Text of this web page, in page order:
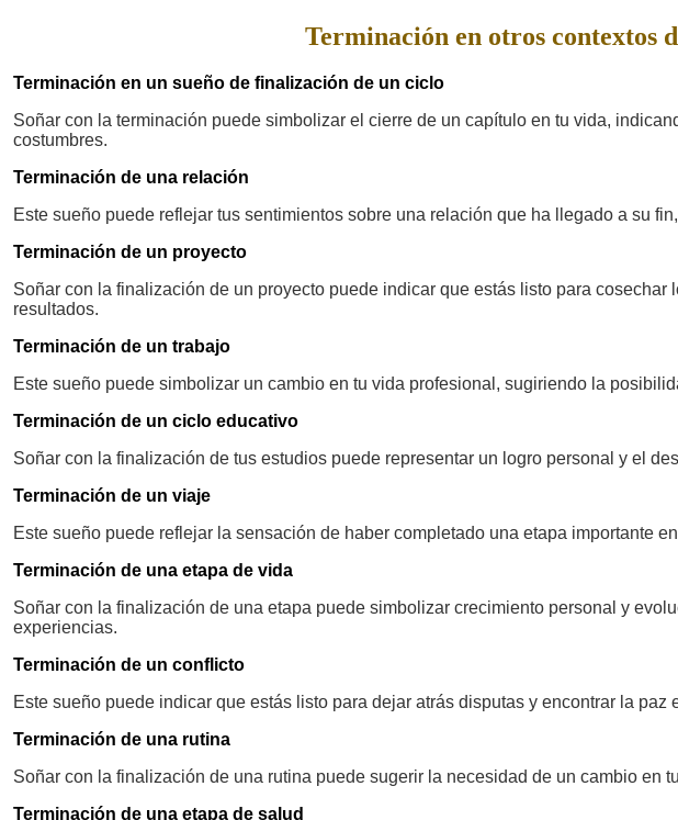
Terminación en otros contextos
Terminación en un sueño de finalización de un ciclo
Soñar con la terminación puede simbolizar el cierre de un capítulo en tu vida,
costumbres.
Terminación de una relación
Este sueño puede reflejar tus sentimientos sobre una relación que ha llegado a su
Terminación de un proyecto
Soñar con la finalización de un proyecto puede indicar que estás listo para cosechar
resultados.
Terminación de un trabajo
Este sueño puede simbolizar un cambio en tu vida profesional, sugiriendo la
Terminación de un ciclo educativo
Soñar con la finalización de tus estudios puede representar un logro personal y el
Terminación de un viaje
Este sueño puede reflejar la sensación de haber completado una etapa importante
Terminación de una etapa de vida
Soñar con la finalización de una etapa puede simbolizar crecimiento personal y
experiencias.
Terminación de un conflicto
Este sueño puede indicar que estás listo para dejar atrás disputas y encontrar la paz
Terminación de una rutina
Soñar con la finalización de una rutina puede sugerir la necesidad de un cambio en
Terminación de una etapa de salud